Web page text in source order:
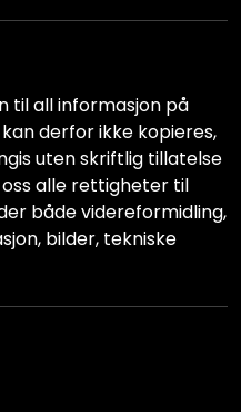
til all informasjon på
derfor ikke kopieres,
uten skriftlig tillatelse
alle rettigheter til
både videreformidling,
bilder, tekniske